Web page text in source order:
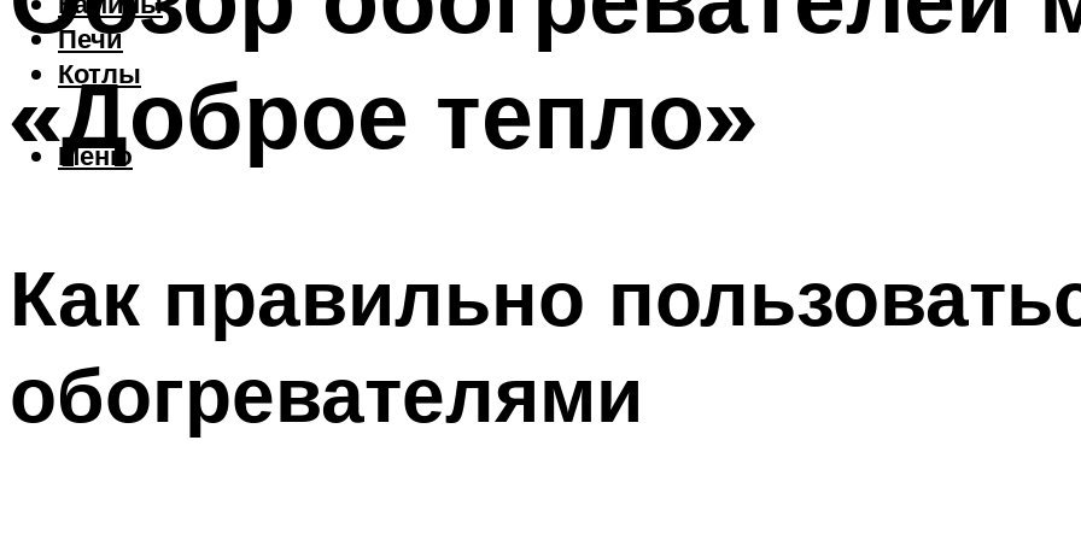
Печи
Котлы
Меню
«Доброе тепло»
Как правильно
обогревателями